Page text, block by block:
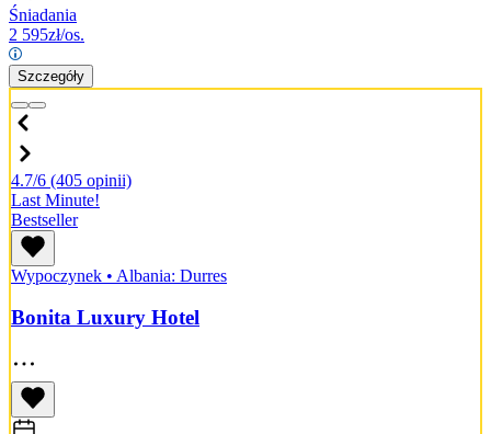
Śniadania
2 595zł/os.
Szczegóły
4.7/6 (405 opinii)
Last Minute!
Bestseller
Wypoczynek • Albania: Durres
Bonita Luxury Hotel